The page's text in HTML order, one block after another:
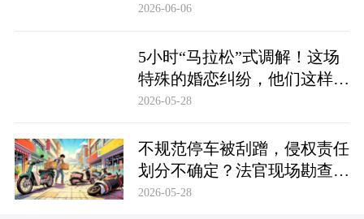
2026-06-06
5小时“马拉松”式调解！这场
特殊的婚恋纠纷，他们这样化
解……
2026-05-28
不规范停车被刮蹭，侵权责任
划分不确定？法官现场勘查定
争纷
2026-05-28